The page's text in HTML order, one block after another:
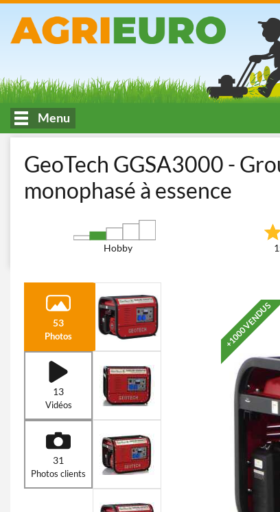
Menu
GeoTech GGSA3000 -
monophasé à essence
Hobby
53
Photos
13
Vidéos
31
Photos clients
+1000 VENDUS